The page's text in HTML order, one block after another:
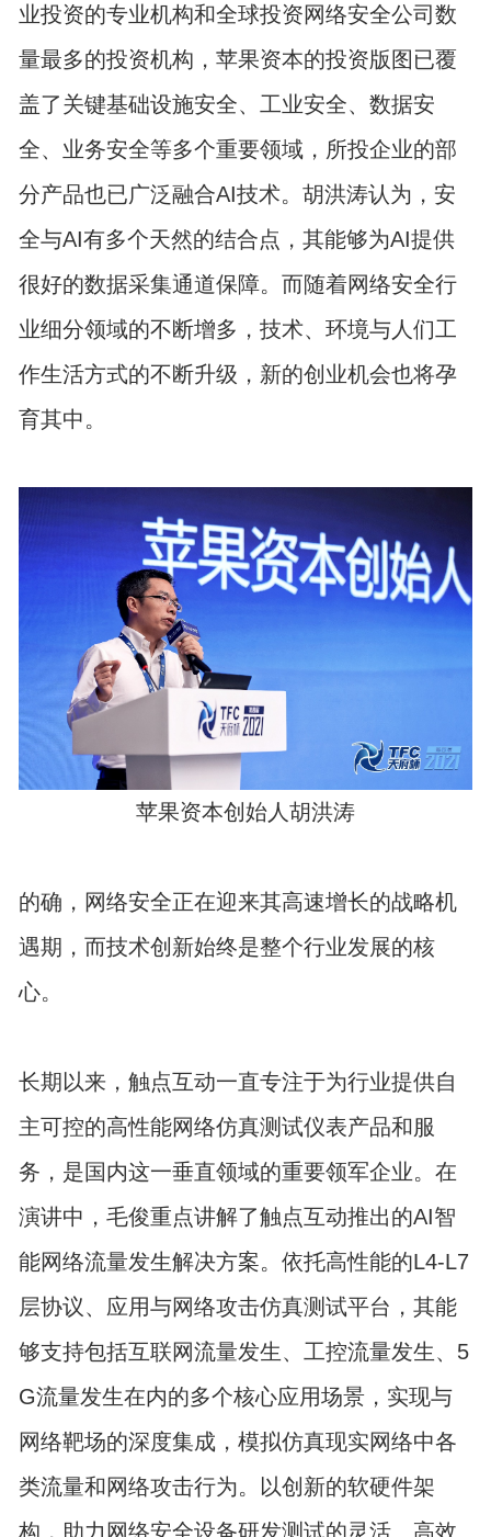
业投资的专业机构和全球投资网络安全公司数
量最多的投资机构，苹果资本的投资版图已覆
盖了关键基础设施安全、工业安全、数据安
全、业务安全等多个重要领域，所投企业的部
分产品也已广泛融合AI技术。胡洪涛认为，安
全与AI有多个天然的结合点，其能够为AI提供
很好的数据采集通道保障。而随着网络安全行
业细分领域的不断增多，技术、环境与人们工
作生活方式的不断升级，新的创业机会也将孕
育其中。
苹果资本创始人胡洪涛
的确，网络安全正在迎来其高速增长的战略机
遇期，而技术创新始终是整个行业发展的核
心。
长期以来，触点互动一直专注于为行业提供自
主可控的高性能网络仿真测试仪表产品和服
务，是国内这一垂直领域的重要领军企业。在
演讲中，毛俊重点讲解了触点互动推出的AI智
能网络流量发生解决方案。依托高性能的L4-L7
层协议、应用与网络攻击仿真测试平台，其能
够支持包括互联网流量发生、工控流量发生、5
G流量发生在内的多个核心应用场景，实现与
网络靶场的深度集成，模拟仿真现实网络中各
类流量和网络攻击行为。以创新的软硬件架
构，助力网络安全设备研发测试的灵活、高效